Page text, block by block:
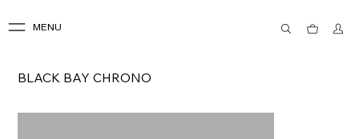
MENU
BLACK BAY CHRONO